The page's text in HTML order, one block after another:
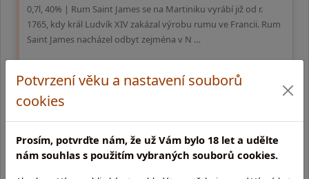
Potvrzení věku a nastavení souborů
cookies
Prosím, potvrďte nám, že už Vám bylo 18 let a udělte
nám souhlas s použitím vybraných souborů cookies.
0,7l, 40% | Rum Saint James se na Martiniku vyrábí již od r.
1765, kdy král Ludvík XIV zakázal výrobu rumu ve Francii. Rum
Saint James nacházel odbyt zejména v N …
519,-